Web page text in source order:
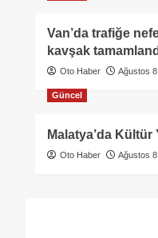
Van’da trafiğe
kavşak
Oto Haber Ağustos
Güncel
Malatya’da
Oto Haber Ağustos